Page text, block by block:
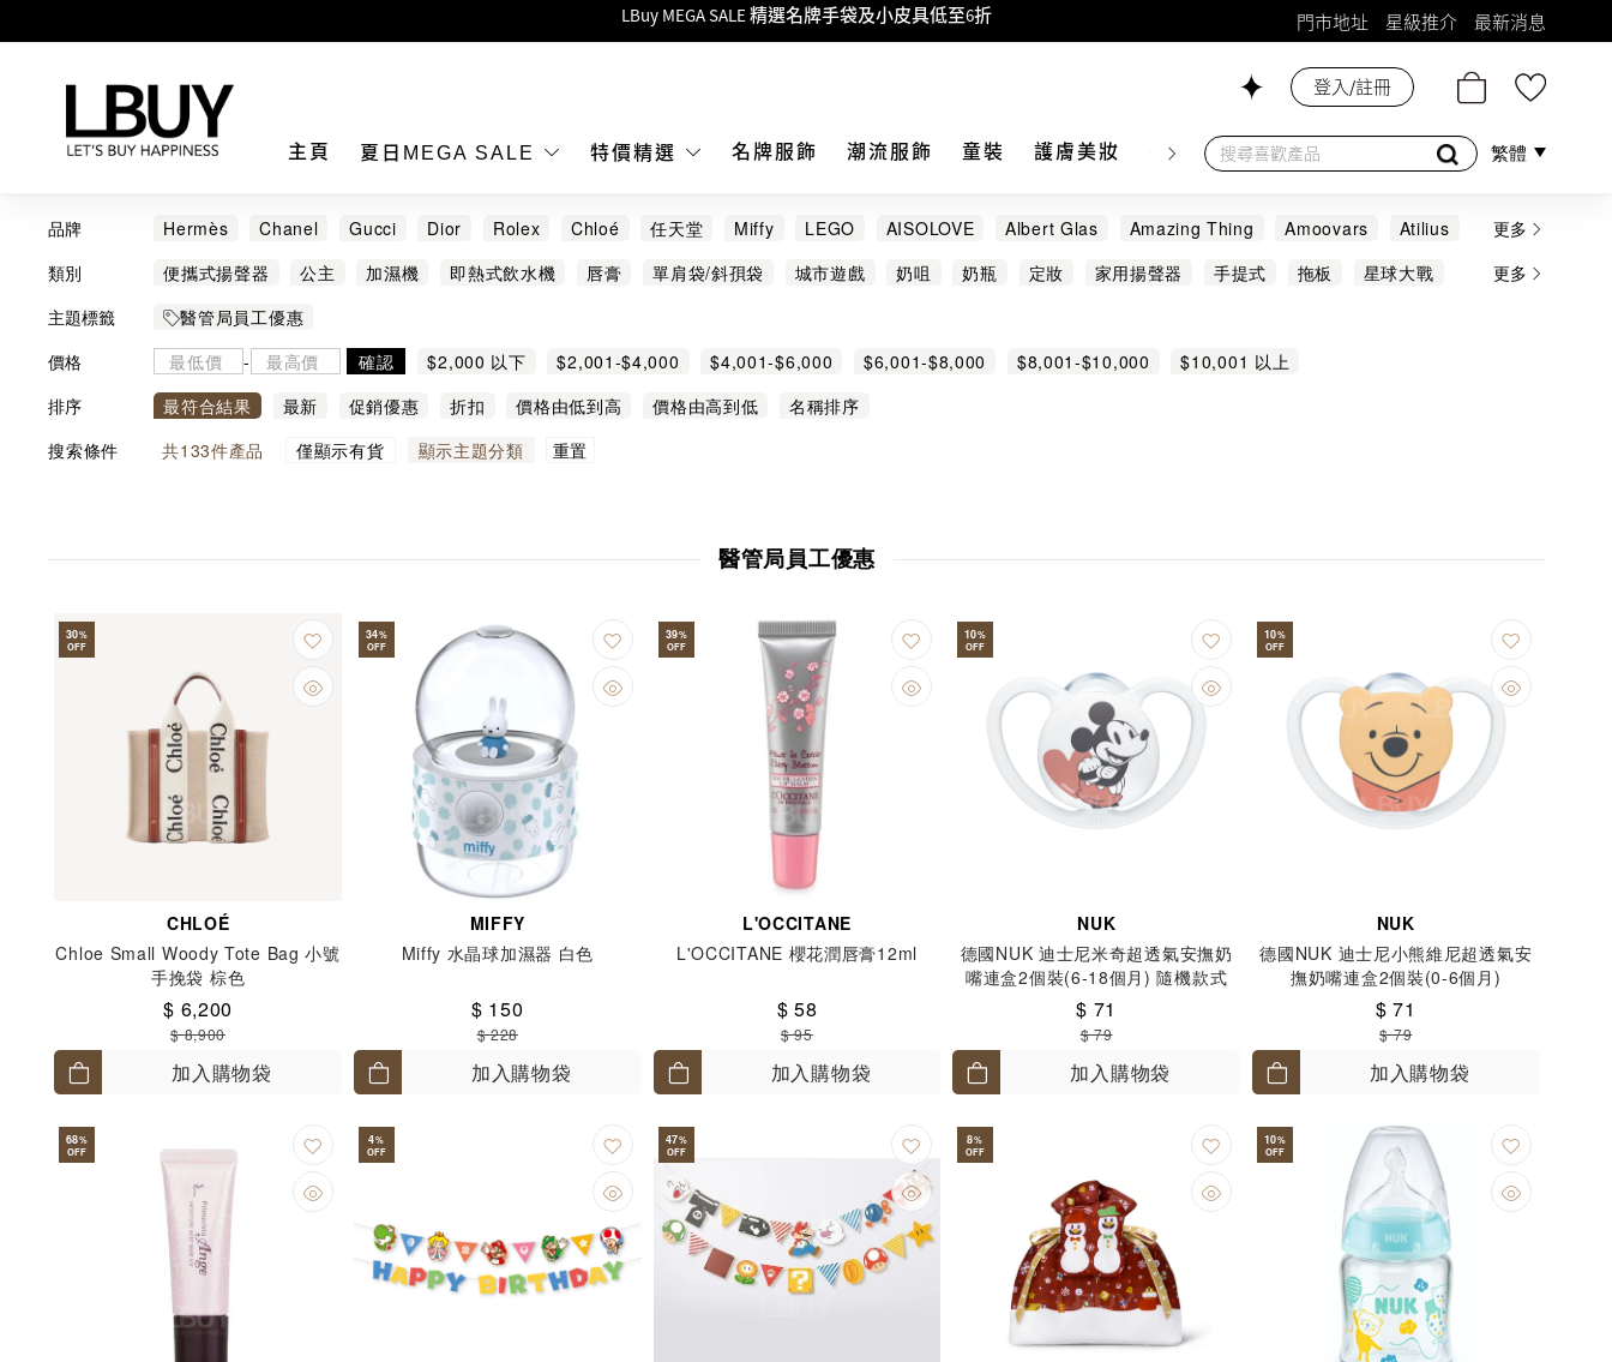
Goyard Hobo / Hobo Mini人氣限量特別版限時原價低至75折!
MOKO 1樓175號鋪旗艦店特設名牌Hermès、CHANEL及LV專區！
購物滿HKD500即享免運費！
LBuy獲香港知識產權署頒發2026《正版正貨承諾》商標
門市地址 星級推介 最新消息
主頁 夏日MEGA SALE 特價精選 名牌服飾 潮流服飾 童裝 護膚美妝 香水香薰 個人護理 母嬰護理 遊戲及精品
登入/註冊
繁體
品牌 Hermès Chanel Gucci Dior Rolex Chloé 任天堂 Miffy LEGO AISOLOVE Albert Glas Amazing Thing Amoovars
Atilius
BRUNO
BYREDO CLÉ DE PEAU BEAUTÉ CLARINS Clue Box DIPTYQUE Double Clean ESTÉE LAUDER
GUERLAIN
HELENA RUBINSTEIN
MM6 Maison Margiela
MOMAX
Tudor
動漫工房 日造酒妝
更多
類別
便攜式揚聲器 公主 加濕機 即熱式飲水機 唇膏 單肩袋/斜孭袋 城市遊戲 奶咀 奶瓶 定妝 家用揚聲器 手提式 拖板
星球大戰
有色護唇膏
果酒 甜酒 雞尾酒
眼精華
眼霜 睡眠面膜 磨砂及去角質 移動電源 美胸纖體 萬用插頭 轉換插頭 護膚套裝 遮瑕
隔離霜/底霜
更多
主題標籤
醫管局員工優惠
價格
- 確認 $2,000 以下 $2,001-$4,000 $4,001-$6,000 $6,001-$8,000 $8,001-$10,000
$10,001 以上
排序
最符合結果 最新 促銷優惠 折扣 價格由低到高 價格由高到低
名稱排序
搜索條件
共133件產品 僅顯示有貨 顯示主題分類 重置
醫管局員工優惠
30%
OFF
CHLOÉ
Chloe Small Woody Tote Bag 小號
手挽袋 棕色
$ 6,200
$ 8,900
加入購物袋
34%
OFF
MIFFY
Miffy 水晶球加濕器 白色
$ 150
$ 228
加入購物袋
39%
OFF
L'OCCITANE
L'OCCITANE 櫻花潤唇膏12ml
$ 58
$ 95
加入購物袋
10%
OFF
NUK
德國NUK 迪士尼米奇超透氣安撫奶
嘴連盒2個裝(6-18個月) 隨機款式
$ 71
$ 79
加入購物袋
10%
OFF
NUK
德國NUK 迪士尼小熊維尼超透氣安
撫奶嘴連盒2個裝(0-6個月)
$ 71
$ 79
加入購物袋
68%
OFF
4%
OFF
47%
OFF
8%
OFF
10%
OFF